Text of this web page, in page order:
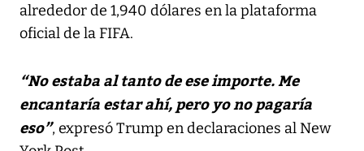
alrededor de 1,940 dólares en la plataforma
oficial de la FIFA.
“No estaba al tanto de ese importe. Me
encantaría estar ahí, pero yo no pagaría
eso”, expresó Trump en declaraciones al New